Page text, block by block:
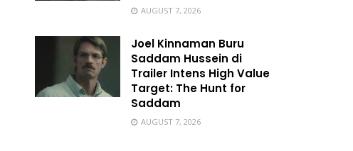
AUGUST 7, 2026
Joel Kinnaman Buru
Saddam Hussein di
Trailer Intens High Value
Target: The Hunt for
Saddam
AUGUST 7, 2026